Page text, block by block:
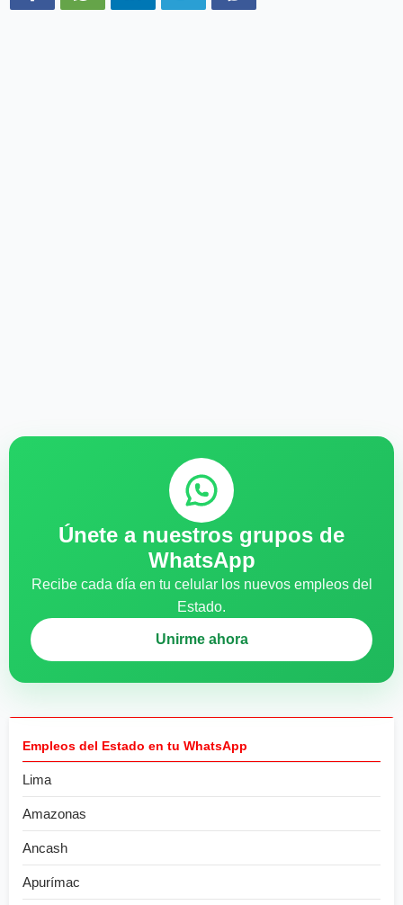
Únete a nuestros grupos de
WhatsApp
Recibe cada día en tu celular los nuevos empleos del
Estado.
Unirme ahora
Empleos del Estado en tu WhatsApp
Lima
Amazonas
Ancash
Apurímac